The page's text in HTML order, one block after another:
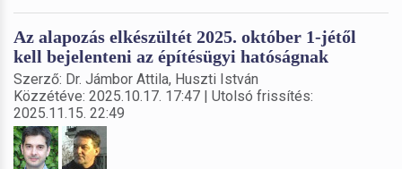
Az alapozás elkészültét 2025. október 1-jétől
kell bejelenteni az építésügyi hatóságnak
Szerző: Dr. Jámbor Attila, Huszti István
Közzétéve: 2025.10.17. 17:47 | Utolsó frissítés:
2025.11.15. 22:49